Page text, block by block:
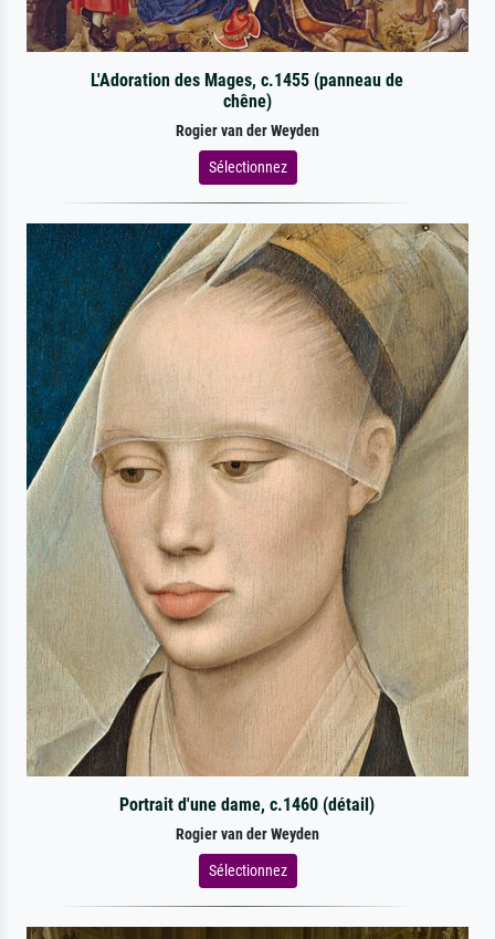
L'Adoration des Mages, c.1455 (panneau de
chêne)
Rogier van der Weyden
Sélectionnez
Portrait d'une dame, c.1460 (détail)
Rogier van der Weyden
Sélectionnez